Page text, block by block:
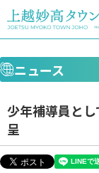
ニュース
少年補導員と
呈